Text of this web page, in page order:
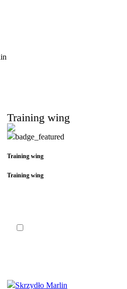
Training wing
Training wing
Training wing